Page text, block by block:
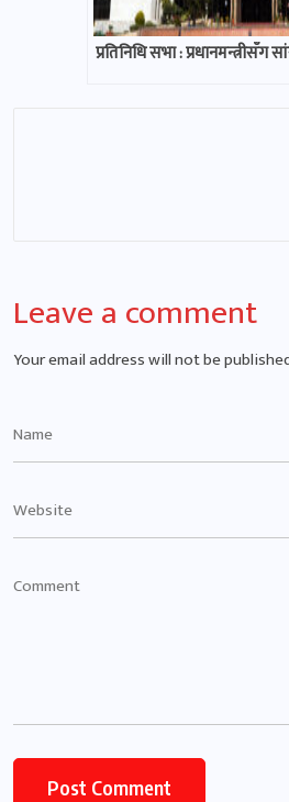
प्रतिनिधि सभा : प्रधानमन्त्रीसँग
Leave a comment
Your email address will not be